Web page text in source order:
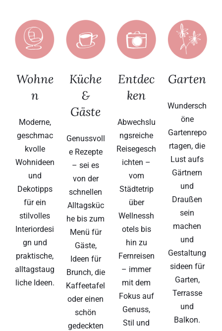
Wohne
n
Moderne,
geschmac
kvolle
Wohnideen
und
Dekotipps
für ein
stilvolles
Interiordesi
gn und
praktische,
alltagstaug
liche Ideen.
Küche
&
Gäste
Genussvoll
e Rezepte
– sei es
von der
schnellen
Alltagsküc
he bis zum
Menü für
Gäste,
Ideen für
Brunch, die
Kaffeetafel
oder einen
schön
gedeckten
Entdec
ken
Abwechslu
ngsreiche
Reisegesch
ichten –
vom
Städtetrip
über
Wellnessh
otels bis
hin zu
Fernreisen
– immer
mit dem
Fokus auf
Genuss,
Stil und
Garten
Wundersch
öne
Gartenrepo
rtagen, die
Lust aufs
Gärtnern
und
Draußen
sein
machen
und
Gestaltung
sideen für
Garten,
Terrasse
und
Balkon.